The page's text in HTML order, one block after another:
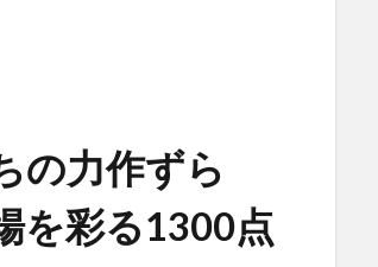
の力作ずら
彩る1300点